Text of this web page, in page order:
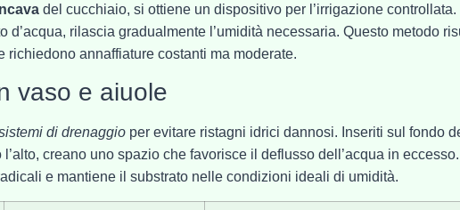
del cucchiaio, si ottiene un dispositivo per l’irrigazione controllata.
d’acqua, rilascia gradualmente l’umidità necessaria. Questo metodo
richiedono annaffiature costanti ma moderate.
vaso e aiuole
di drenaggio per evitare ristagni idrici dannosi. Inseriti sul fondo
creano uno spazio che favorisce il deflusso dell’acqua in eccesso.
e mantiene il substrato nelle condizioni ideali di umidità.